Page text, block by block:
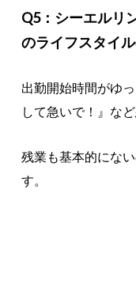
Q5：シーエルリ
のライフスタイ
出勤開始時間がゆ
して急いで！』な
残業も基本的にな
す。